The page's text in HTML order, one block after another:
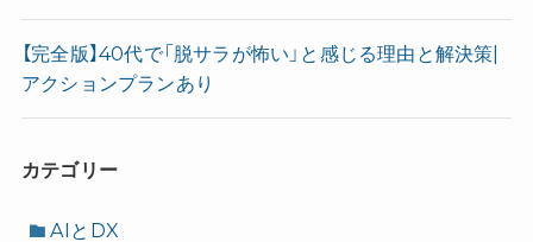
【完全版】40代で「脱サラが怖い」と感じる理由と解決策|
アクションプランあり
カテゴリー
AIとDX